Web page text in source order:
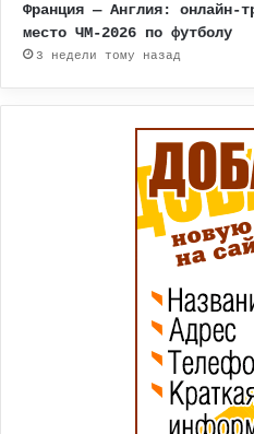
Франция — Англия: онлайн-
место ЧМ-2026 по футболу
3 недели тому назад